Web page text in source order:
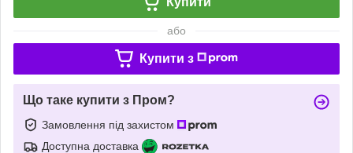
або
Купити з
Що таке купити з Пром?
Замовлення під захистом
Доступна доставка